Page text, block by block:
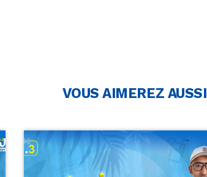
VOUS AIMEREZ AUSSI